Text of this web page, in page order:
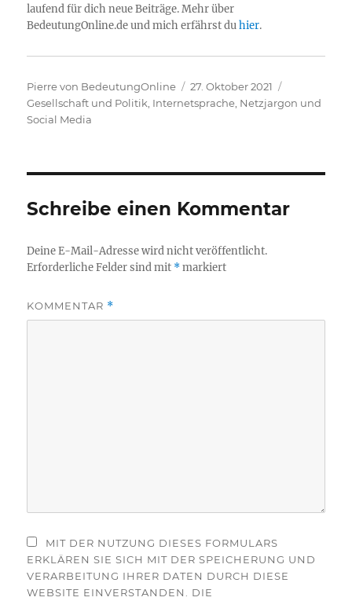
laufend für dich neue Beiträge. Mehr über
BedeutungOnline.de und mich erfährst duhier.
Autor
Pierre von BedeutungOnline
Veröffentlicht
am
27. Oktober 2021
Gesellschaft und Politik Internetsprache, Netzjargon und
Social Media
Schreibe einen Kommentar
Deine E-Mail-Adresse wird nicht veröffentlicht.
Erforderliche Felder sind mit *markiert
KOMMENTAR *
MIT DER NUTZUNG DIESES FORMULARS
ERKLÄREN SIE SICH MIT DER SPEICHERUNG UND
VERARBEITUNG IHRER DATEN DURCH DIESE
WEBSITE EINVERSTANDEN. DIE